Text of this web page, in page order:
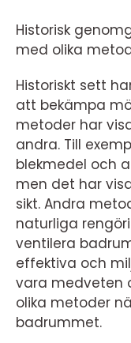
Historisk
med olika
Historiskt sett
att bekämpa
metoder har
andra. Till
blekmedel och
men det har
sikt. Andra
naturliga
ventilera
effektiva och
vara medveten
olika metoder
badrummet.